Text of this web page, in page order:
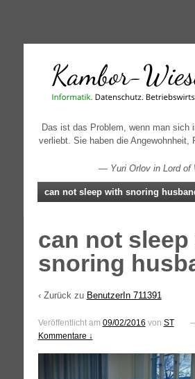
↓
CONTENT
Das ist das Problem, wenn man sich
verliebt. Sie haben die Angewohnheit,
— Yuri Orlov in Lord of
can not sleep with snoring
can not sleep
snoring
‹ Zurück zu BenutzerIn 711391
Veröffentlicht am 09/02/2016 von ST
Kommentare ↓